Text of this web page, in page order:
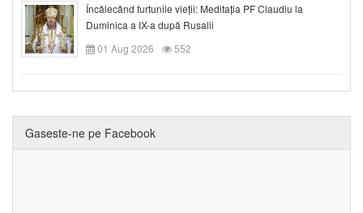
Încălecând furtunile vieții: Meditația PF Claudiu la
Duminica a IX-a după Rusalii
01 Aug 2026
552
Gaseste-ne pe Facebook